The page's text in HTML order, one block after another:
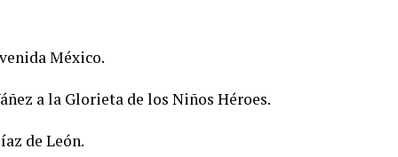
México.
a la Glorieta de los Niños Héroes.
de León.